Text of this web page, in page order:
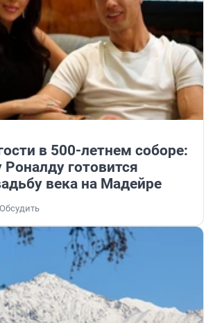
в 500-летнем соборе:
готовится
века на Мадейре
Обсудить